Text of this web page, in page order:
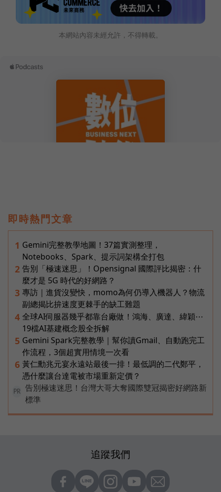
本網站內容未經允許，不得轉載。
即時熱門文章
1 Gemini完整教學地圖！37篇實測整理，
Notebooks、Spark、提示詞架構全打包
2 告別「極速迷思」！Opensignal 國際評比揭密：什
麼才是 5G 時代的好網路？
3 專訪｜進貨沒變快，momo為何仍導入機器人？物流
副總揭比拚速度更棘手的缺工難題
4 全球AI伺服器幾乎都靠台廠做！鴻海、廣達、緯穎⋯
19檔AI基建概念股全拆解
5 Gemini Spark完整教學｜幫你讀Gmail、自動跑完工
作流程，3個超實用情境一次看
6 黃仁勳兆元宴永遠站最後一排！最低調的二代鄭平，
憑什麼讓台達電被市場重新定價？
PR
告別極速迷思！台灣大哥大奪國際雙冠揭密好網路新
標準
追蹤我們